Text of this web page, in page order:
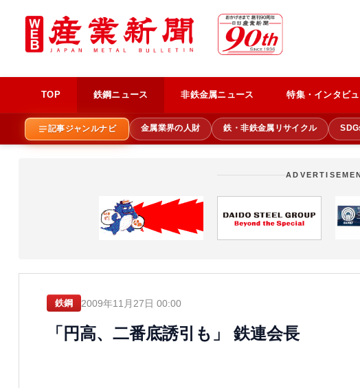
TOP 鉄鋼ニュース 非鉄金属ニュース 特集・インタビ
記事ジャンルナビ 金属業界の人財 鉄・非鉄金属リサイクル
鉄鋼 2009年11月27日 00:00
「円高、二番底誘引も」 鉄連会長